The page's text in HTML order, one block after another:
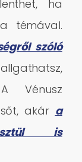
ha
témával.
szóló
Vénusz
akár a
is